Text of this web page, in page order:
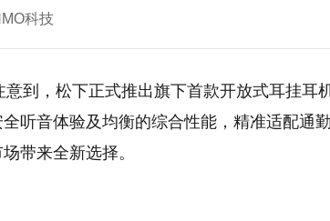
科技
意到，松下正式推出旗下首款开放式耳挂耳
听音体验及均衡的综合性能，精准适配通
带来全新选择。